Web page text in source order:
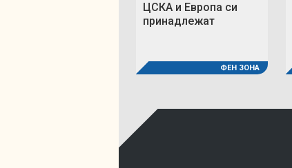
ЦСКА и Европа си
принадлежат
ФЕН ЗОНА